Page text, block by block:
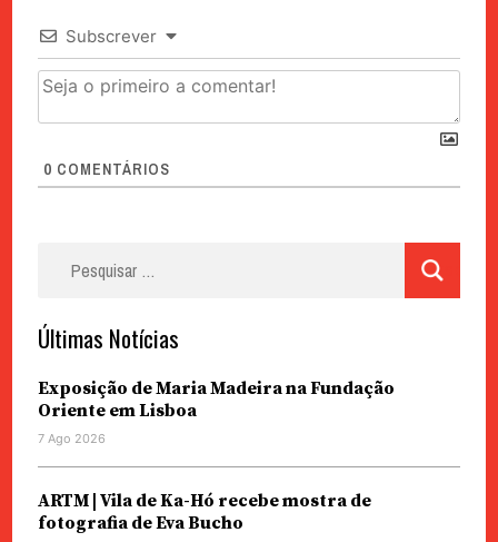
Subscrever
0 COMENTÁRIOS
Últimas Notícias
Exposição de Maria Madeira na Fundação
Oriente em Lisboa
7 Ago 2026
ARTM | Vila de Ka-Hó recebe mostra de
fotografia de Eva Bucho